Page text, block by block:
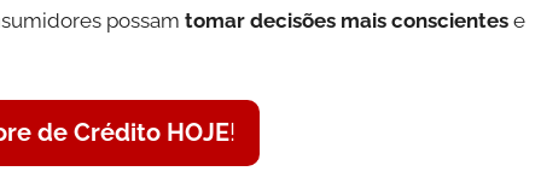
possam tomar decisões mais conscientes e
de Crédito HOJE!